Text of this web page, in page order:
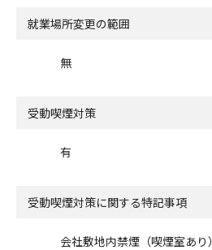
就業場所変更の範囲
無
受動喫煙対策
有
受動喫煙対策に関する特記事項
会社敷地内禁煙（喫煙室あり）